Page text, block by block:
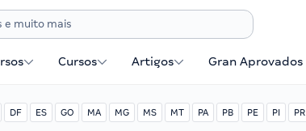
Cursos Artigos Gran Aprovados
DF ES GO MA MG MS MT PA PB PE PI PR